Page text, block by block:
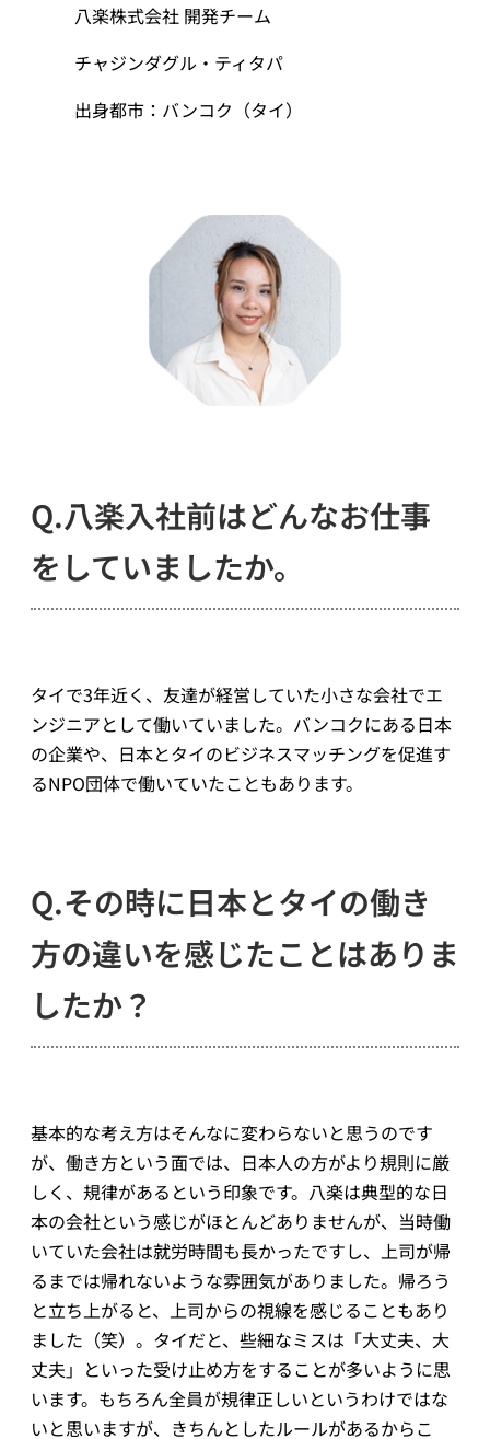
八楽株式会社 開発チーム
チャジンダグル・ティタパ
出身都市：バンコク（タイ）
Q.八楽入社前はどんなお仕事
をしていましたか。
タイで3年近く、友達が経営していた小さな会社でエ
ンジニアとして働いていました。バンコクにある日本
の企業や、日本とタイのビジネスマッチングを促進す
るNPO団体で働いていたこともあります。
Q.その時に日本とタイの働き
方の違いを感じたことはありま
したか？
基本的な考え方はそんなに変わらないと思うのです
が、働き方という面では、日本人の方がより規則に厳
しく、規律があるという印象です。八楽は典型的な日
本の会社という感じがほとんどありませんが、当時働
いていた会社は就労時間も長かったですし、上司が帰
るまでは帰れないような雰囲気がありました。帰ろう
と立ち上がると、上司からの視線を感じることもあり
ました（笑）。タイだと、些細なミスは「大丈夫、大
丈夫」といった受け止め方をすることが多いように思
います。もちろん全員が規律正しいというわけではな
いと思いますが、きちんとしたルールがあるからこ